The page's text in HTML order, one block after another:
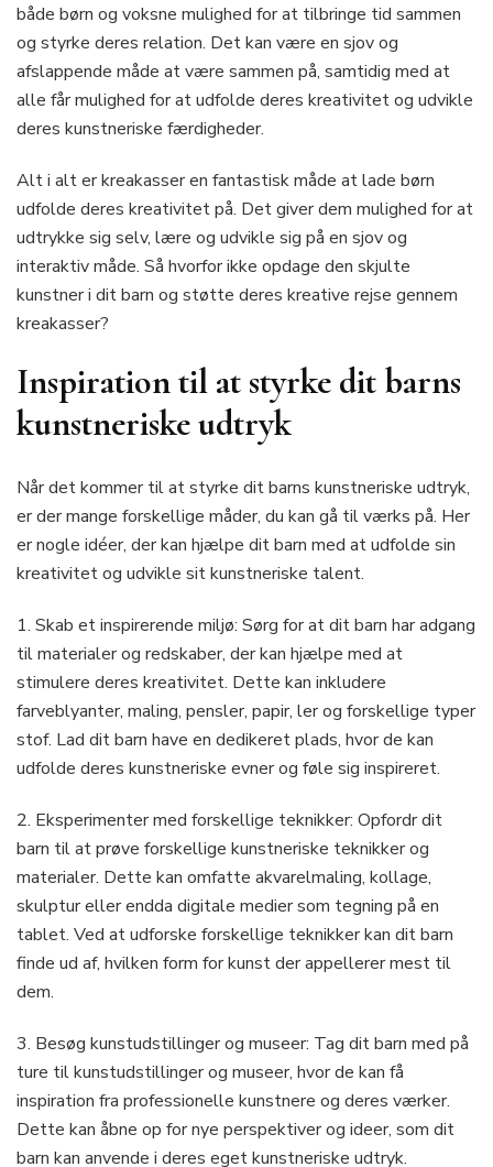
både børn og voksne mulighed for at tilbringe tid sammen
og styrke deres relation. Det kan være en sjov og
afslappende måde at være sammen på, samtidig med at
alle får mulighed for at udfolde deres kreativitet og udvikle
deres kunstneriske færdigheder.
Alt i alt er kreakasser en fantastisk måde at lade børn
udfolde deres kreativitet på. Det giver dem mulighed for at
udtrykke sig selv, lære og udvikle sig på en sjov og
interaktiv måde. Så hvorfor ikke opdage den skjulte
kunstner i dit barn og støtte deres kreative rejse gennem
kreakasser?
Inspiration til at styrke dit barns
kunstneriske udtryk
Når det kommer til at styrke dit barns kunstneriske udtryk,
er der mange forskellige måder, du kan gå til værks på. Her
er nogle idéer, der kan hjælpe dit barn med at udfolde sin
kreativitet og udvikle sit kunstneriske talent.
1. Skab et inspirerende miljø: Sørg for at dit barn har adgang
til materialer og redskaber, der kan hjælpe med at
stimulere deres kreativitet. Dette kan inkludere
farveblyanter, maling, pensler, papir, ler og forskellige typer
stof. Lad dit barn have en dedikeret plads, hvor de kan
udfolde deres kunstneriske evner og føle sig inspireret.
2. Eksperimenter med forskellige teknikker: Opfordr dit
barn til at prøve forskellige kunstneriske teknikker og
materialer. Dette kan omfatte akvarelmaling, kollage,
skulptur eller endda digitale medier som tegning på en
tablet. Ved at udforske forskellige teknikker kan dit barn
finde ud af, hvilken form for kunst der appellerer mest til
dem.
3. Besøg kunstudstillinger og museer: Tag dit barn med på
ture til kunstudstillinger og museer, hvor de kan få
inspiration fra professionelle kunstnere og deres værker.
Dette kan åbne op for nye perspektiver og ideer, som dit
barn kan anvende i deres eget kunstneriske udtryk.